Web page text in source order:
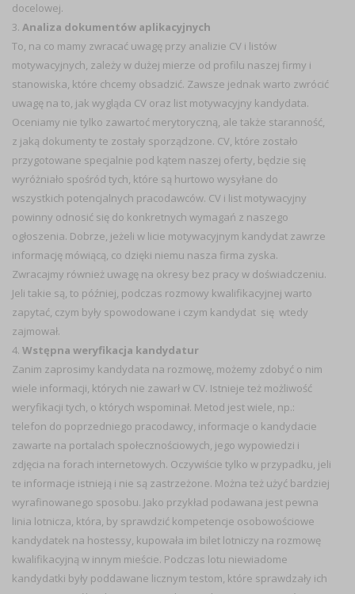
docelowej.
3. Analiza dokumentów aplikacyjnych
To, na co mamy zwracać uwagę przy analizie CV i listów
motywacyjnych, zależy w dużej mierze od profilu naszej firmy i
stanowiska, które chcemy obsadzić. Zawsze jednak warto zwrócić
uwagę na to, jak wygląda CV oraz list motywacyjny kandydata.
Oceniamy nie tylko zawartoć merytoryczną, ale także staranność,
z jaką dokumenty te zostały sporządzone. CV, które zostało
przygotowane specjalnie pod kątem naszej oferty, będzie się
wyróżniało spośród tych, które są hurtowo wysyłane do
wszystkich potencjalnych pracodawców. CV i list motywacyjny
powinny odnosić się do konkretnych wymagań z naszego
ogłoszenia. Dobrze, jeżeli w licie motywacyjnym kandydat zawrze
informację mówiącą, co dzięki niemu nasza firma zyska.
Zwracajmy również uwagę na okresy bez pracy w doświadczeniu.
Jeli takie są, to później, podczas rozmowy kwalifikacyjnej warto
zapytać, czym były spowodowane i czym kandydat się wtedy
zajmował.
4. Wstępna weryfikacja kandydatur
Zanim zaprosimy kandydata na rozmowę, możemy zdobyć o nim
wiele informacji, których nie zawarł w CV. Istnieje też możliwość
weryfikacji tych, o których wspominał. Metod jest wiele, np.:
telefon do poprzedniego pracodawcy, informacje o kandydacie
zawarte na portalach społecznościowych, jego wypowiedzi i
zdjęcia na forach internetowych. Oczywiście tylko w przypadku, jeli
te informacje istnieją i nie są zastrzeżone. Można też użyć bardziej
wyrafinowanego sposobu. Jako przykład podawana jest pewna
linia lotnicza, która, by sprawdzić kompetencje osobowościowe
kandydatek na hostessy, kupowała im bilet lotniczy na rozmowę
kwalifikacyjną w innym mieście. Podczas lotu niewiadome
kandydatki były poddawane licznym testom, które sprawdzały ich